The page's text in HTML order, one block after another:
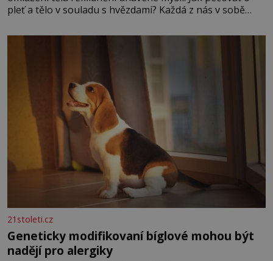
pleť a tělo v souladu s hvězdami? Každá z nás v sobě
povaze, ale i v potřebách naší pokožky. Ohnivá znamení
Ženy narozené ve znamení Berana, Lva a Střelce v sobě
nesou žár, odvahu a neutuchající elán. Vaše
21stoleti.cz
Geneticky modifikovaní bíglové mohou být
nadějí pro alergiky